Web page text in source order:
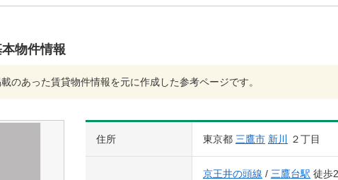
物件情報
のあった賃貸物件情報を元に作成した参考ページです。
住所 東京都 三鷹市 新川 ２丁目
京王井の頭線 / 三鷹台駅 徒歩